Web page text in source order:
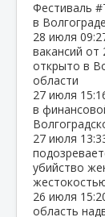
Фестиваль
в
28 июля
вакансий от
открыто в
области
27 июля
в
27 июля
убийство
26 июля
область